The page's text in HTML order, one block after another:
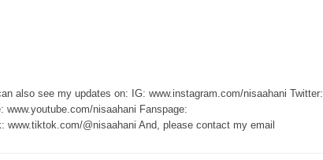
also see my updates on: IG: www.instagram.com/nisaahani Twitter:
www.youtube.com/nisaahani Fanspage:
www.tiktok.com/@nisaahani And, please contact my email